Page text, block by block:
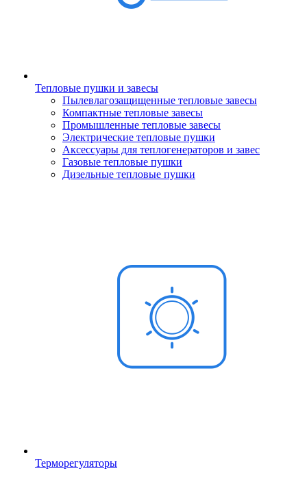
Тепловые пушки и завесы
Пылевлагозащищенные тепловые завесы
Компактные тепловые завесы
Промышленные тепловые завесы
Электрические тепловые пушки
Аксессуары для теплогенераторов и завес
Газовые тепловые пушки
Дизельные тепловые пушки
Терморегуляторы